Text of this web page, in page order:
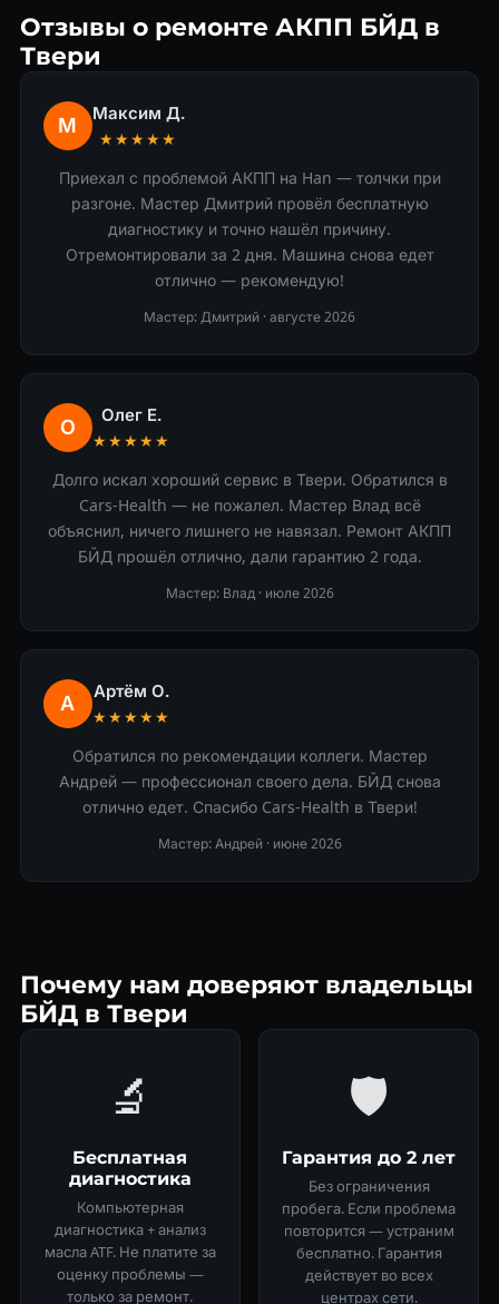
Отзывы о ремонте АКПП БЙД в
Твери
М Максим Д.
★★★★★
Приехал с проблемой АКПП на Han — толчки при
разгоне. Мастер Дмитрий провёл бесплатную
диагностику и точно нашёл причину.
Отремонтировали за 2 дня. Машина снова едет
отлично — рекомендую!
Мастер: Дмитрий ·августе 2026
О Олег Е.
★★★★★
Долго искал хороший сервис в Твери. Обратился в
Cars-Health — не пожалел. Мастер Влад всё
объяснил, ничего лишнего не навязал. Ремонт АКПП
БЙД прошёл отлично, дали гарантию 2 года.
Мастер: Влад · июле 2026
А Артём О.
★★★★★
Обратился по рекомендации коллеги. Мастер
Андрей — профессионал своего дела. БЙД снова
отлично едет. Спасибо Cars-Health в Твери!
Мастер: Андрей · июне 2026
Почему нам доверяют владельцы
БЙД в Твери
🔬
Бесплатная
диагностика
Компьютерная
диагностика + анализ
масла ATF. Не платите за
оценку проблемы —
только за ремонт.
🛡
Гарантия до 2 лет
Без ограничения
пробега. Если проблема
повторится — устраним
бесплатно. Гарантия
действует во всех
центрах сети.